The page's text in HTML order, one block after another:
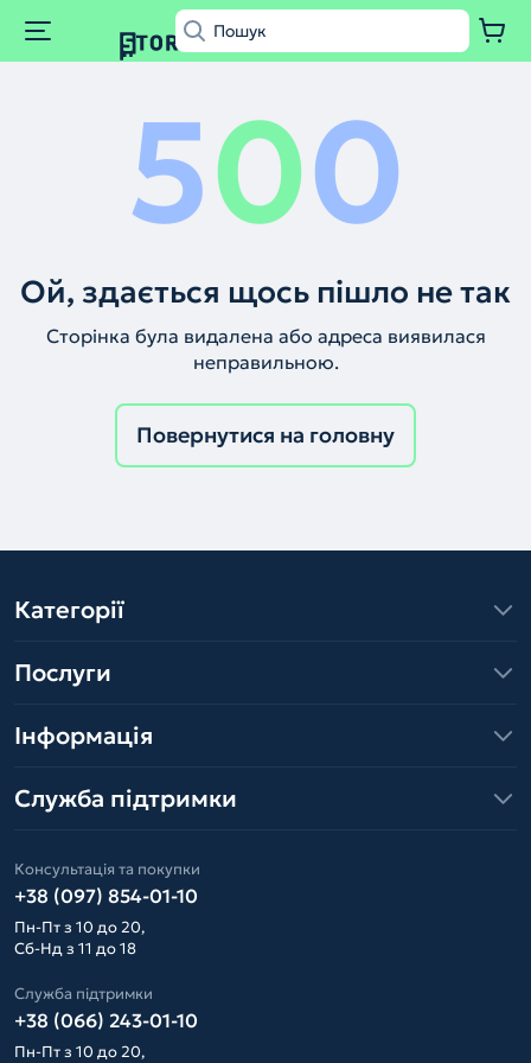
500
Ой, здається щось пішло не так
Сторінка була видалена або адреса виявилася
неправильною.
Повернутися на головну
Категорії
Послуги
Інформація
Служба підтримки
Консультація та покупки
+38 (097) 854-01-10
Пн-Пт з 10 до 20,
Сб-Нд з 11 до 18
Служба підтримки
+38 (066) 243-01-10
Пн-Пт з 10 до 20,